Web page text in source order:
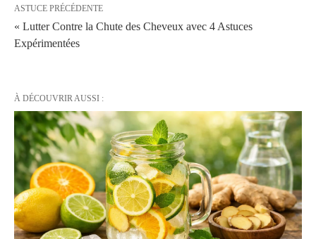
ASTUCE PRÉCÉDENTE
« Lutter Contre la Chute des Cheveux avec 4 Astuces
Expérimentées
À DÉCOUVRIR AUSSI :